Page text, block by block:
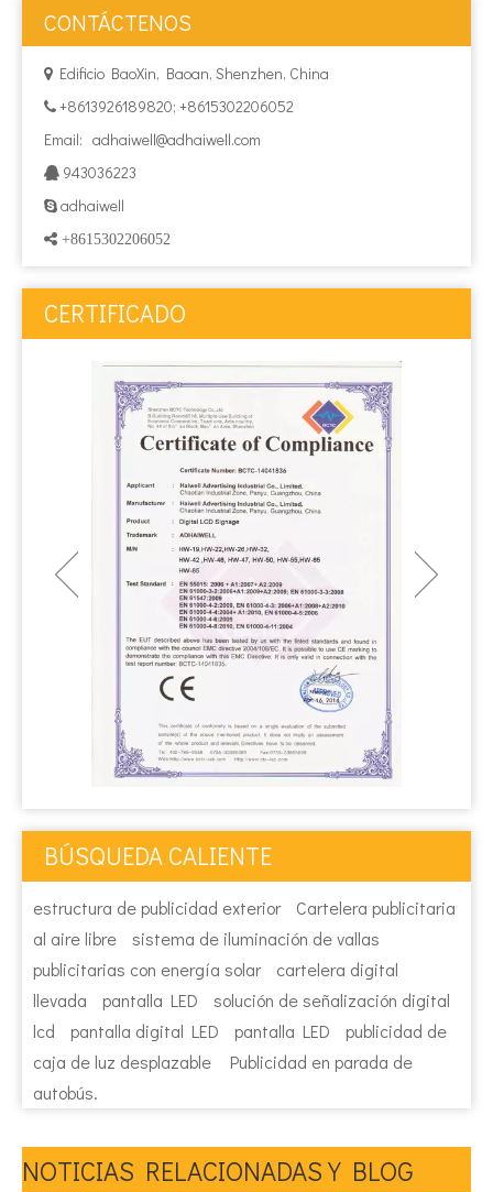
CONTÁCTENOS
 Edificio BaoXin, Baoan, Shenzhen, China
 +8613926189820; +8615302206052
Email: adhaiwell@adhaiwell.com
 943036223
 adhaiwell
 +8615302206052
CERTIFICADO
BÚSQUEDA CALIENTE
estructura de publicidad exterior
Cartelera publicitaria
al aire libre
sistema de iluminación de vallas
publicitarias con energía solar
cartelera digital
llevada
pantalla LED
solución de señalización digital
lcd
pantalla digital LED pantalla LED
publicidad de
caja de luz desplazable
Publicidad en parada de
autobús.
NOTICIAS RELACIONADAS Y BLOG